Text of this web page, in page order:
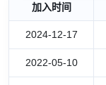
加入时间
2024-12-17
2022-05-10